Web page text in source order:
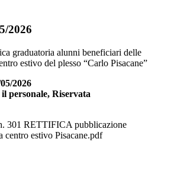
2026
graduatoria alunni beneficiari delle
estivo del plesso “Carlo Pisacane”
2026
personale, Riservata
301 RETTIFICA pubblicazione
centro estivo Pisacane.pdf